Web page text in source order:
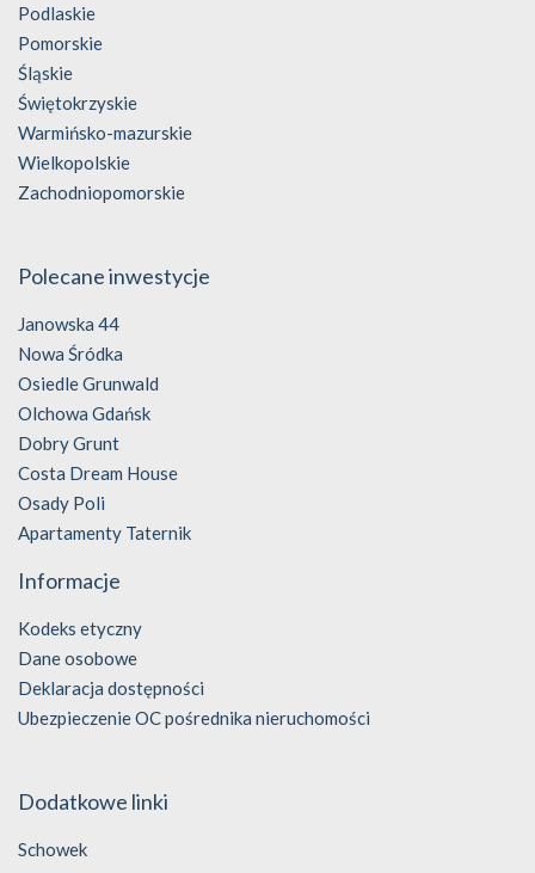
Podlaskie
Pomorskie
Śląskie
Świętokrzyskie
Warmińsko-mazurskie
Wielkopolskie
Zachodniopomorskie
Polecane inwestycje
Janowska 44
Nowa Śródka
Osiedle Grunwald
Olchowa Gdańsk
Dobry Grunt
Costa Dream House
Osady Poli
Apartamenty Taternik
Informacje
Kodeks etyczny
Dane osobowe
Deklaracja dostępności
Ubezpieczenie OC pośrednika nieruchomości
Dodatkowe linki
Schowek